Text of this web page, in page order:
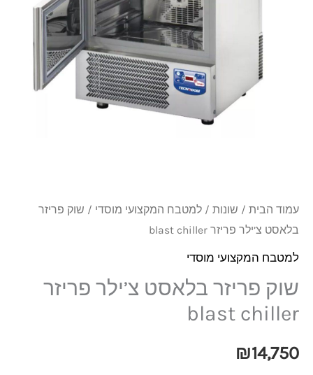
עמוד הבית / שונות / למטבח המקצועי מוסדי / שוק פריזר
בלאסט צ’ילר פריזר blast chiller
למטבח המקצועי מוסדי
שוק פריזר בלאסט צ’ילר פריזר
blast chiller
₪14,750